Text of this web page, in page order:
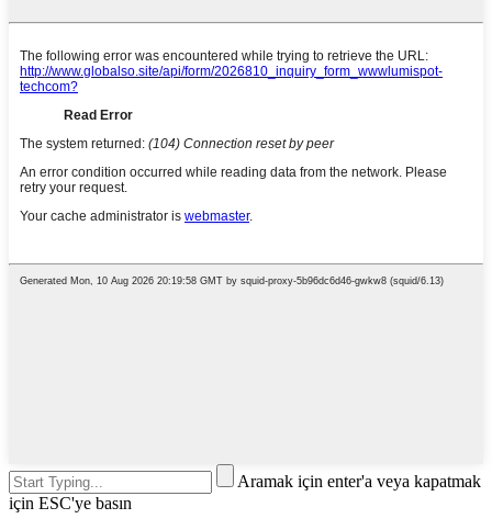
Aramak için enter'a veya kapatmak
için ESC'ye basın